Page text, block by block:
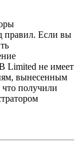
правил. Если вы
Limited не имеет
вынесенным
что получили